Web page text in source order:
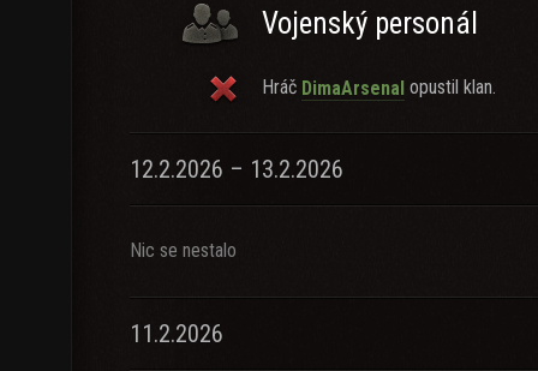
Vojenský personál
Hráč DimaArsenal opustil klan.
12.2.2026 – 13.2.2026
Nic se nestalo
11.2.2026